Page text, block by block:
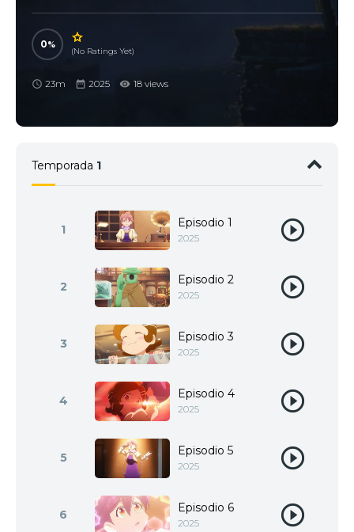
0
(No Ratings Yet)
23m 2025 18 views
Temporada 1
1 Episodio 1
2025
2 Episodio 2
2025
3 Episodio 3
2025
4 Episodio 4
2025
5 Episodio 5
2025
6 Episodio 6
2025